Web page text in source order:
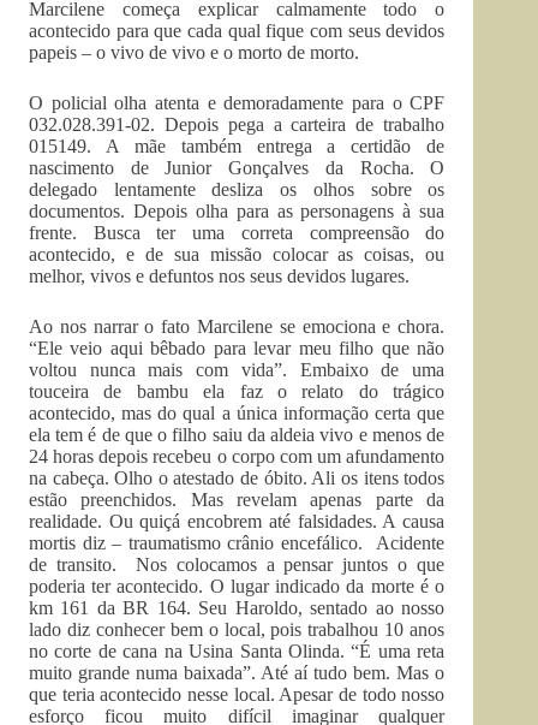
Marcilene começa explicar calmamente todo o
acontecido para que cada qual fique com seus devidos
papeis – o vivo de vivo e o morto de morto.
O policial olha atenta e demoradamente para o CPF
032.028.391-02. Depois pega a carteira de trabalho
015149. A mãe também entrega a certidão de
nascimento de Junior Gonçalves da Rocha. O
delegado lentamente desliza os olhos sobre os
documentos. Depois olha para as personagens à sua
frente. Busca ter uma correta compreensão do
acontecido, e de sua missão colocar as coisas, ou
melhor, vivos e defuntos nos seus devidos lugares.
Ao nos narrar o fato Marcilene se emociona e chora.
“Ele veio aqui bêbado para levar meu filho que não
voltou nunca mais com vida”. Embaixo de uma
touceira de bambu ela faz o relato do trágico
acontecido, mas do qual a única informação certa que
ela tem é de que o filho saiu da aldeia vivo e menos de
24 horas depois recebeu o corpo com um afundamento
na cabeça. Olho o atestado de óbito. Ali os itens todos
estão preenchidos. Mas revelam apenas parte da
realidade. Ou quiçá encobrem até falsidades. A causa
mortis diz – traumatismo crânio encefálico. Acidente
de transito. Nos colocamos a pensar juntos o que
poderia ter acontecido. O lugar indicado da morte é o
km 161 da BR 164. Seu Haroldo, sentado ao nosso
lado diz conhecer bem o local, pois trabalhou 10 anos
no corte de cana na Usina Santa Olinda. “É uma reta
muito grande numa baixada”. Até aí tudo bem. Mas o
que teria acontecido nesse local. Apesar de todo nosso
esforço ficou muito difícil imaginar qualquer